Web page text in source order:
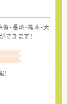
・長崎・熊本・大
できます！
!